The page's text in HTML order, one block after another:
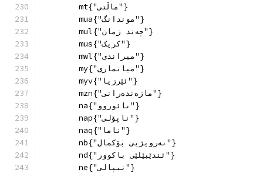
        mt{"ماڵتی"}
        mua{"موندانگ"}
        mul{"چەند زمان"}
        mus{"کریک"}
        mwl{"میراندی"}
        my{"میانماری"}
        myv{"ئێرزیا"}
        mzn{"مازەندەرانی"}
        na{"نائوروو"}
        nap{"ناپۆلی"}
        naq{"ناما"}
        nb{"نەرویژیی بۆکمال"}
        nd{"ئندێبێلێی باکوور"}
        ne{"نیپالی"}